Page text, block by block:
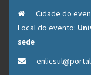
Cidade do
Local do evento:
sede